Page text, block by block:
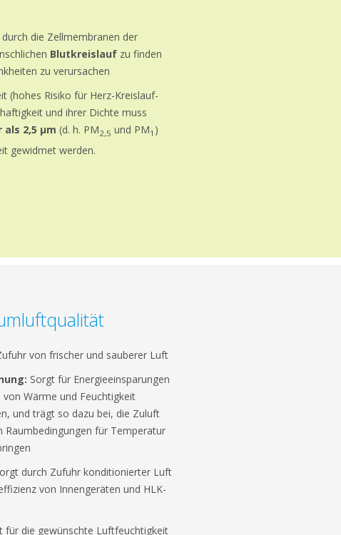
die Zellmembranen der
Blutkreislauf zu finden
zu verursachen
(hohes Risiko für Herz-Kreislauf-
und ihrer Dichte muss
2,5 μm (d. h. PM2,5 und PM1 )
gewidmet werden.
von frischer und sauberer Luft
Sorgt für Energieeinsparungen
von Wärme und Feuchtigkeit
und trägt so dazu bei, die Zuluft
Raumbedingungen für Temperatur
durch Zufuhr konditionierter Luft
von Innengeräten und HLK-
für die gewünschte Luftfeuchtigkeit